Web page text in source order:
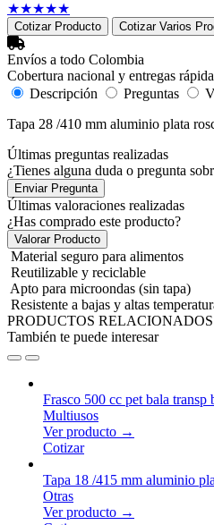
★★★★★
Cotizar Producto Cotizar Varios
Envíos a todo Colombia
Cobertura nacional y entregas
Descripción
Preguntas
Tapa 28 /410 mm aluminio plata
Últimas preguntas realizadas
¿Tienes alguna duda o pregunta
Enviar Pregunta
Últimas valoraciones realizadas
¿Has comprado este producto?
Valorar Producto
Material seguro para alimentos
Reutilizable y reciclable
Apto para microondas (sin tapa)
Resistente a bajas y altas
PRODUCTOS RELACIONADOS
También te puede interesar
Frasco 500 cc pet bala transp
Multiusos
Ver producto →
Cotizar
Tapa 18 /415 mm aluminio
Otras
Ver producto →